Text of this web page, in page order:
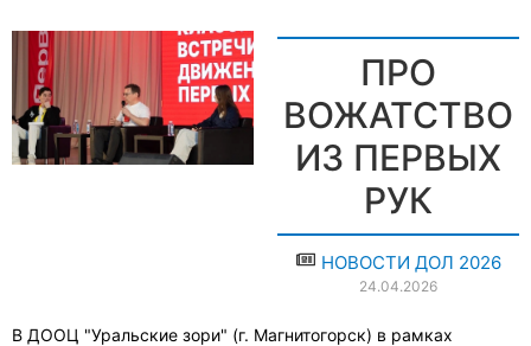
ПРО
ВОЖАТСТВО
ИЗ ПЕРВЫХ
РУК
НОВОСТИ ДОЛ 2026
24.04.2026
В ДООЦ "Уральские зори" (г. Магнитогорск) в рамках